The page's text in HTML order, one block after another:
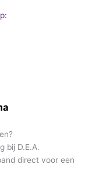
bij D.E.A.
direct voor een